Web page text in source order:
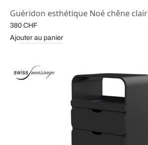
Guéridon esthétique Noé chêne clair
380 CHF
Ajouter au panier